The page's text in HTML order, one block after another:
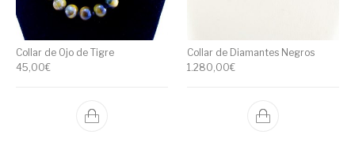
Collar de Ojo de Tigre
45,00€
Collar de Diamantes Negros
1.280,00€